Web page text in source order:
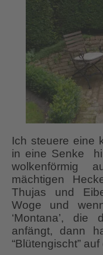
Ich steuere eine
in eine Senke
wolkenförmig
mächtigen
Thujas und
Woge und
‘Montana’, die
anfängt, dann
“Blütengischt”